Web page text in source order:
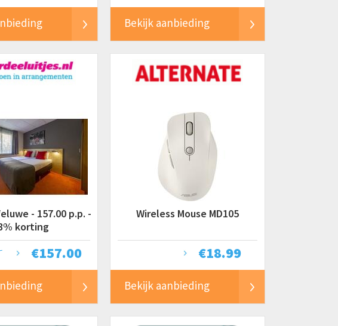
Bekijk aanbieding
- 157.00 p.p. -
korting
€157.00
Wireless Mouse MD105
€18.99
Bekijk aanbieding